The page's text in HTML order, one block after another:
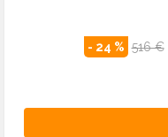
- 24 % 516 €